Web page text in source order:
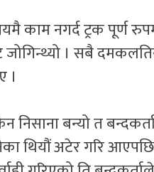
काम नगर्द ट्रक पूर्ण
। सबै
।
निसाना बन्यो त
थियौं अटेर गरि